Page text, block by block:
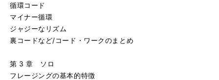
循環コード
マイナー循環
ジャジーなリズム
裏コードなど/コード・ワークのまとめ
第 3 章 ソロ
フレージングの基本的特徴